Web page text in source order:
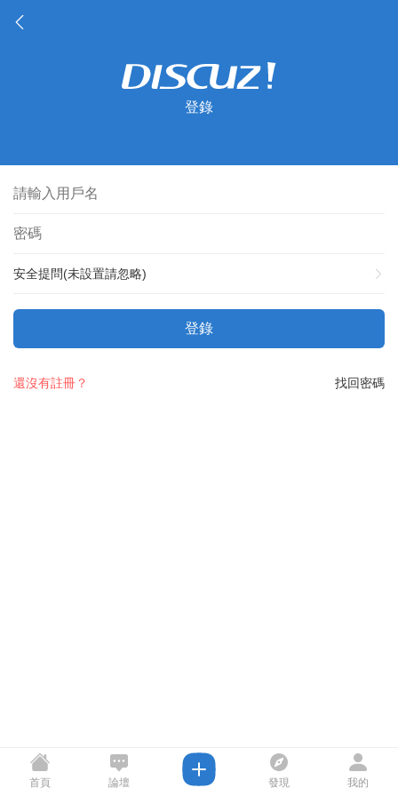
登錄
安全提問(未設置請忽略)
登錄
找回密碼
還沒有註冊？
首頁 論壇 發現 我的